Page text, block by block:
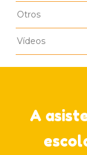
Otros
Vídeos
A